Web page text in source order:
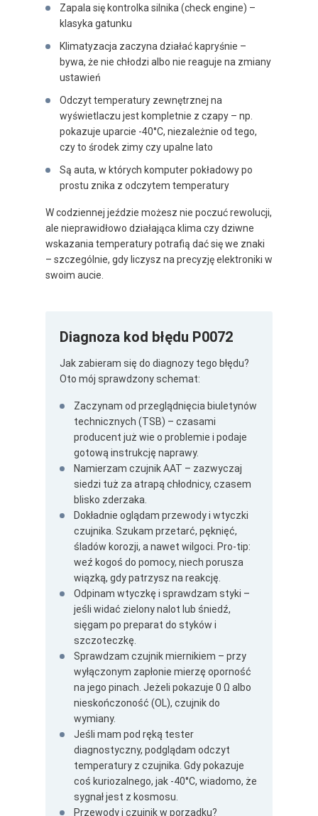
Zapala się kontrolka silnika (check engine) –
klasyka gatunku
Klimatyzacja zaczyna działać kapryśnie –
bywa, że nie chłodzi albo nie reaguje na zmiany
ustawień
Odczyt temperatury zewnętrznej na
wyświetlaczu jest kompletnie z czapy – np.
pokazuje uparcie -40°C, niezależnie od tego,
czy to środek zimy czy upalne lato
Są auta, w których komputer pokładowy po
prostu znika z odczytem temperatury
W codziennej jeździe możesz nie poczuć rewolucji,
ale nieprawidłowo działająca klima czy dziwne
wskazania temperatury potrafią dać się we znaki
– szczególnie, gdy liczysz na precyzję elektroniki w
swoim aucie.
Diagnoza kod błędu P0072
Jak zabieram się do diagnozy tego błędu?
Oto mój sprawdzony schemat:
Zaczynam od przeglądnięcia biuletynów
technicznych (TSB) – czasami
producent już wie o problemie i podaje
gotową instrukcję naprawy.
Namierzam czujnik AAT – zazwyczaj
siedzi tuż za atrapą chłodnicy, czasem
blisko zderzaka.
Dokładnie oglądam przewody i wtyczki
czujnika. Szukam przetarć, pęknięć,
śladów korozji, a nawet wilgoci. Pro-tip:
weź kogoś do pomocy, niech porusza
wiązką, gdy patrzysz na reakcję.
Odpinam wtyczkę i sprawdzam styki –
jeśli widać zielony nalot lub śniedź,
sięgam po preparat do styków i
szczoteczkę.
Sprawdzam czujnik miernikiem – przy
wyłączonym zapłonie mierzę oporność
na jego pinach. Jeżeli pokazuje 0 Ω albo
nieskończoność (OL), czujnik do
wymiany.
Jeśli mam pod ręką tester
diagnostyczny, podglądam odczyt
temperatury z czujnika. Gdy pokazuje
coś kuriozalnego, jak -40°C, wiadomo, że
sygnał jest z kosmosu.
Przewody i czujnik w porządku?